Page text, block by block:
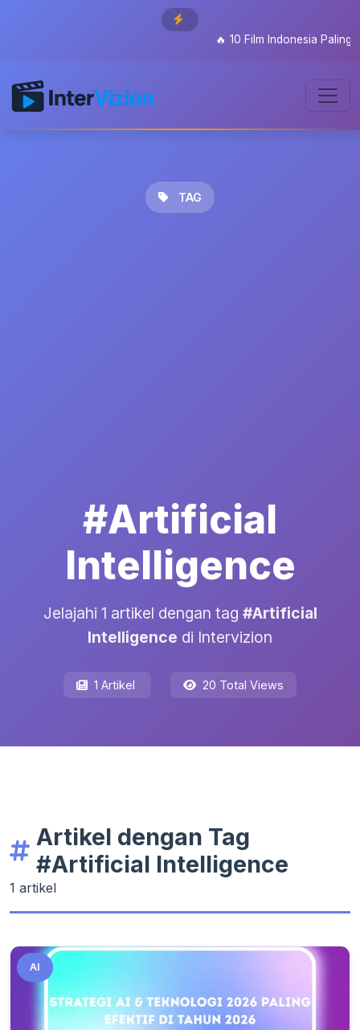
10 Film Indonesia Paling
TAG
#Artificial
Intelligence
Jelajahi 1 artikel dengan tag #Artificial
Intelligence di Intervizion
1 Artikel 20 Total Views
Artikel dengan Tag
#Artificial Intelligence
1 artikel
AI